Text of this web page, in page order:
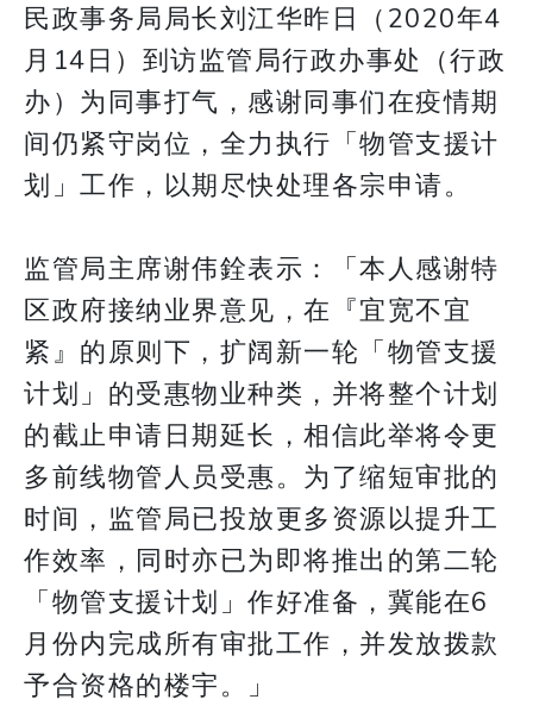
民政事务局局长刘江华昨日（2020年4
月14日）到访监管局行政办事处（行政
办）为同事打气，感谢同事们在疫情期
间仍紧守岗位，全力执行「物管支援计
划」工作，以期尽快处理各宗申请。
监管局主席谢伟銓表示：「本人感谢特
区政府接纳业界意见，在『宜宽不宜
紧』的原则下，扩阔新一轮「物管支援
计划」的受惠物业种类，并将整个计划
的截止申请日期延长，相信此举将令更
多前线物管人员受惠。为了缩短审批的
时间，监管局已投放更多资源以提升工
作效率，同时亦已为即将推出的第二轮
「物管支援计划」作好准备，冀能在6
月份内完成所有审批工作，并发放拨款
予合资格的楼宇。」